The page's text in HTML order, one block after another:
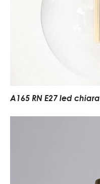
A165 RN E27 led chiara